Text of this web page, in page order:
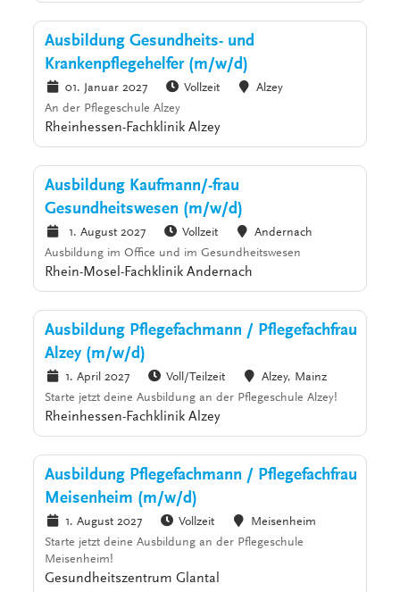
Ausbildung Gesundheits- und
Krankenpflegehelfer (m/w/d)
01. Januar 2027 Vollzeit
Alzey
An der Pflegeschule Alzey
Rheinhessen-Fachklinik Alzey
Ausbildung Kaufmann/-frau
Gesundheitswesen (m/w/d)
1. August 2027 Vollzeit
Andernach
Ausbildung im Office und im Gesundheitswesen
Rhein-Mosel-Fachklinik Andernach
Ausbildung Pflegefachmann / Pflegefachfrau
Alzey (m/w/d)
1. April 2027 Voll/Teilzeit
Alzey, Mainz
Starte jetzt deine Ausbildung an der Pflegeschule Alzey!
Rheinhessen-Fachklinik Alzey
Ausbildung Pflegefachmann / Pflegefachfrau
Meisenheim (m/w/d)
1. August 2027 Vollzeit
Meisenheim
Starte jetzt deine Ausbildung an der Pflegeschule
Meisenheim!
Gesundheitszentrum Glantal